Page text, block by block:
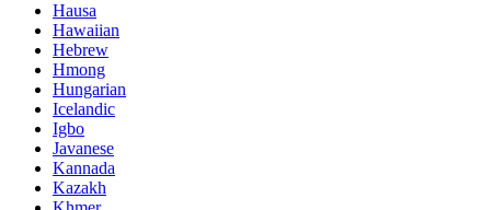
Hausa
Hawaiian
Hebrew
Hmong
Hungarian
Icelandic
Igbo
Javanese
Kannada
Kazakh